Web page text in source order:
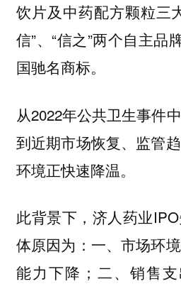
饮片及中药配方颗粒三
信”、“信之”两个自主品
国驰名商标。
从2022年公共卫生事件
到近期市场恢复、监管
环境正快速降温。
此背景下，济人药业
体原因为：一、市场环
能力下降；二、销售